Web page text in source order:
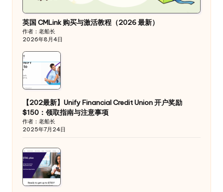
英国 CMLink 购买与激活教程（2026 最新）
作者：老船长
2026年8月4日
【202最新】Unify Financial Credit Union 开户奖励
$150：领取指南与注意事项
作者：老船长
2025年7月24日